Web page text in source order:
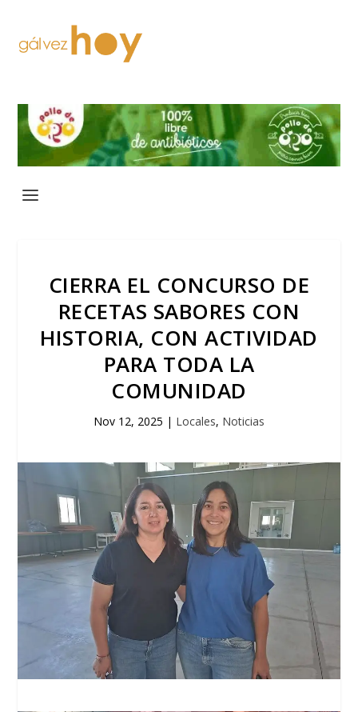
CIERRA EL CONCURSO DE
RECETAS SABORES CON
HISTORIA, CON ACTIVIDAD
PARA TODA LA
COMUNIDAD
Nov 12, 2025 | Locales, Noticias